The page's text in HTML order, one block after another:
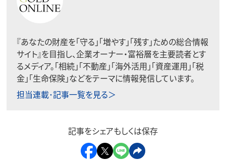
『あなたの財産を「守る」「増やす」「残す」ための総合情報
サイト』を目指し、企業オーナー・富裕層を主要読者とす
るメディア。「相続」「不動産」「海外活用」「資産運用」「税
金」「生命保険」などをテーマに情報発信しています。
担当連載･記事一覧を見る＞
記事をシェアもしくは保存